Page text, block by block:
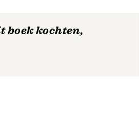
boek kochten,